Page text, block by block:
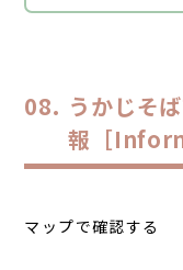
うかじそ
報［
マップで確認する